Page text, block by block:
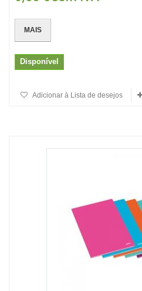
MAIS
Disponível
Adicionar à Lista de desejos